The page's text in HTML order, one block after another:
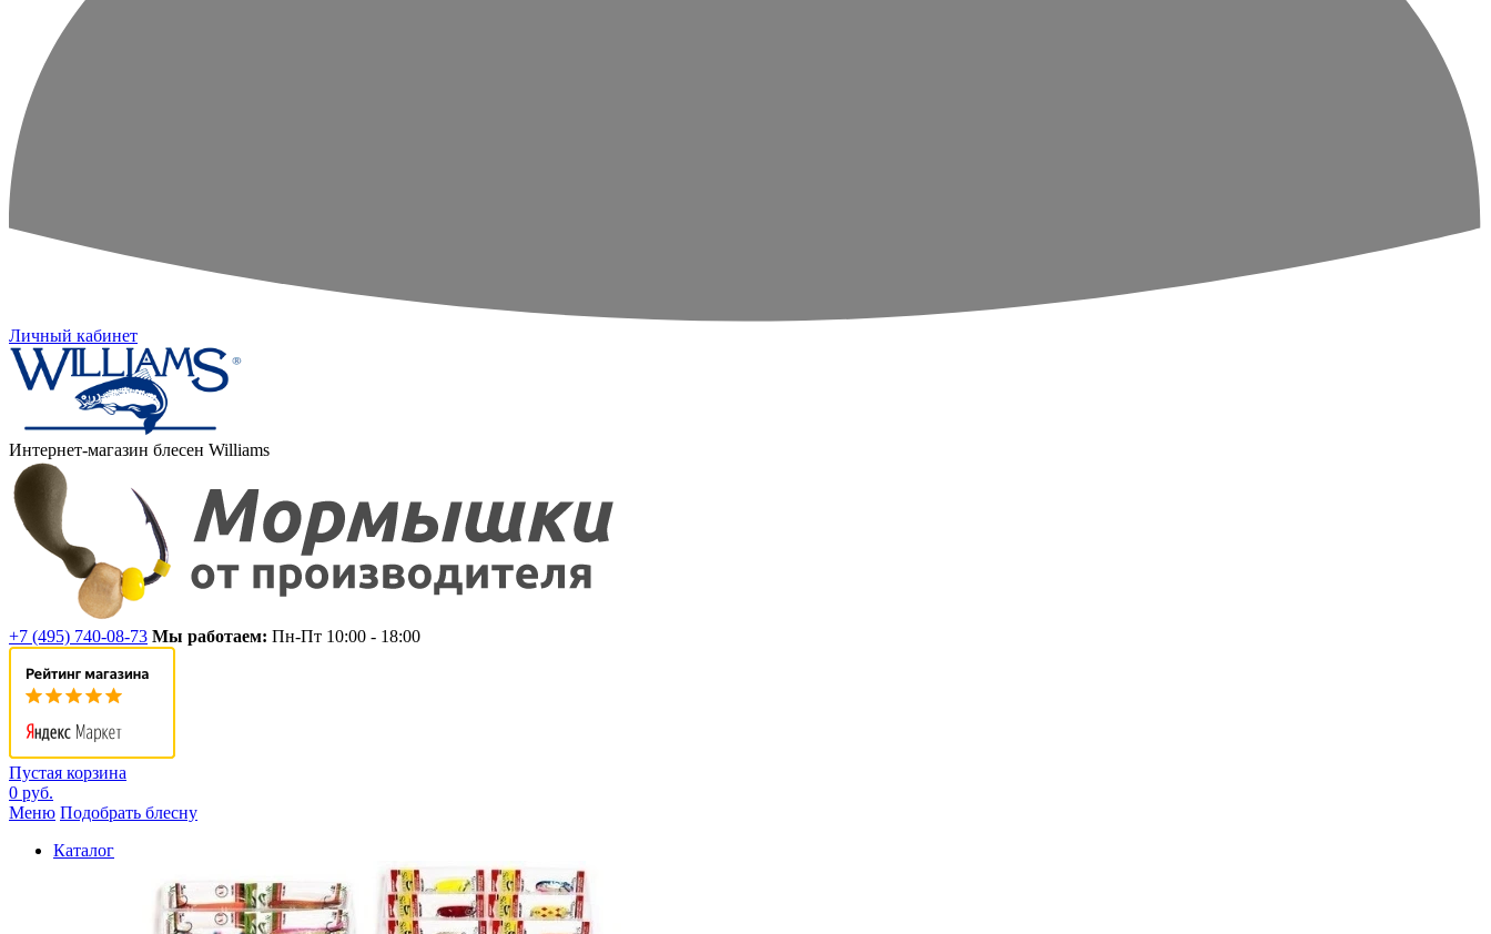
Личный кабинет
Интернет-магазин блесен Williams
+7 (495) 740-08-73 Мы работаем: Пн-Пт 10:00 - 18:00
Пустая корзина
0 руб.
Меню Подобрать блесну
Каталог